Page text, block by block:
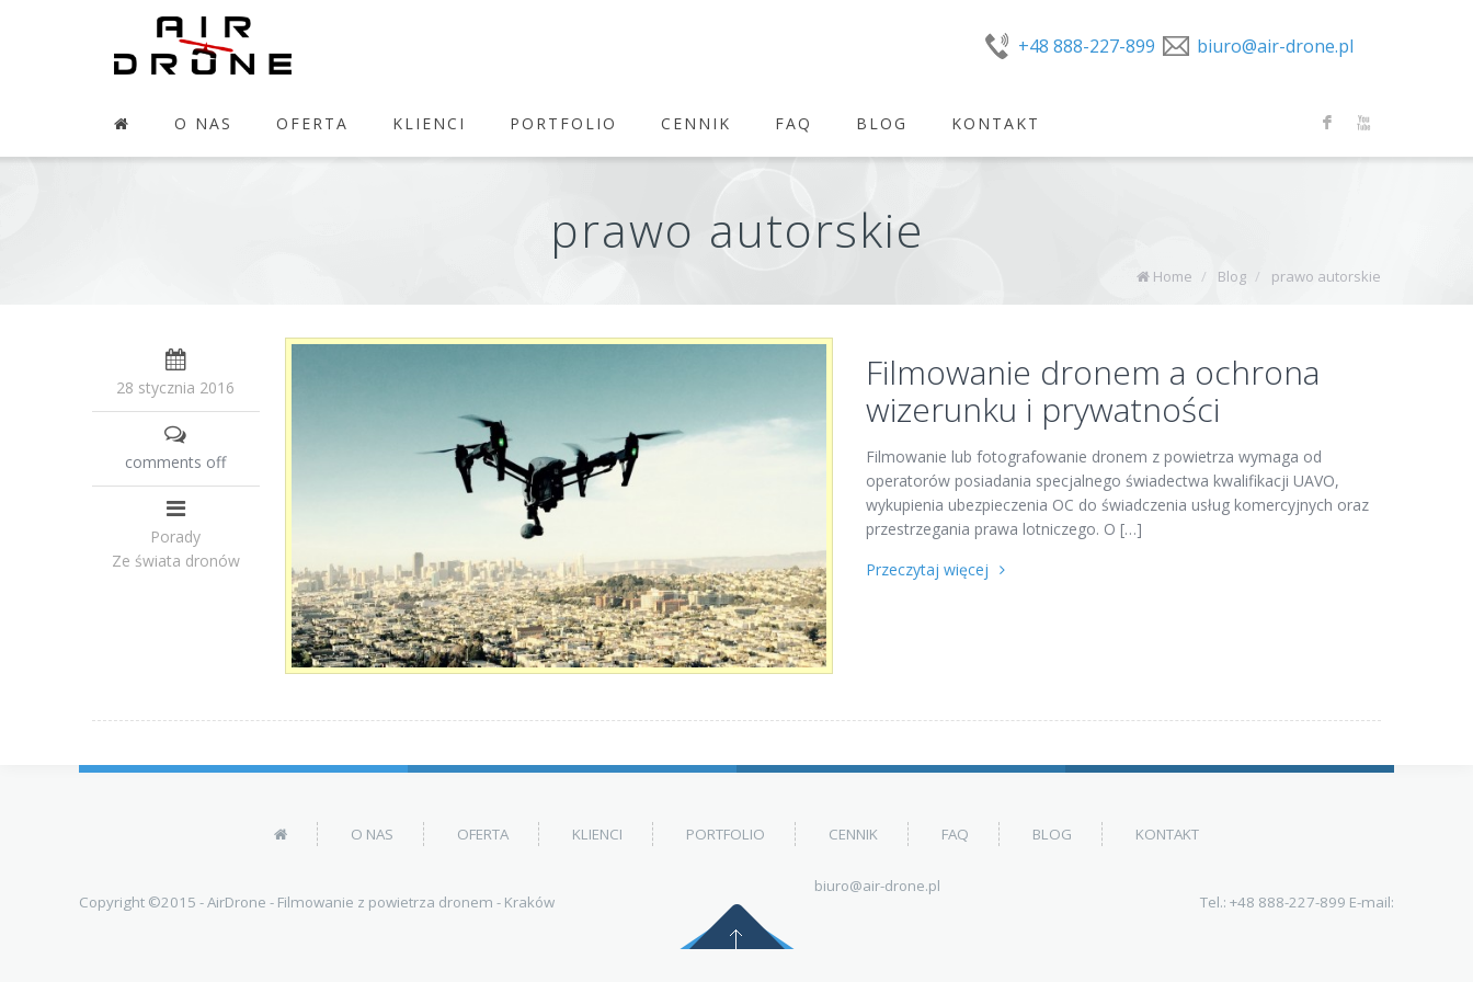
F X
+48 888-227-899 biuro@air-drone.pl
O NAS OFERTA KLIENCI PORTFOLIO CENNIK FAQ BLOG KONTAKT
prawo autorskie
Home / Blog / prawo autorskie
Filmowanie dronem a ochrona
wizerunku i prywatności
Filmowanie lub fotografowanie dronem z powietrza wymaga od
operatorów posiadania specjalnego świadectwa kwalifikacji UAVO,
wykupienia ubezpieczenia OC do świadczenia usług komercyjnych oraz
przestrzegania prawa lotniczego. O […]
Przeczytaj więcej
28 stycznia 2016
comments off
Porady
Ze świata dronów
O NAS OFERTA KLIENCI PORTFOLIO CENNIK FAQ BLOG KONTAKT
Copyright ©2015 -AirDrone - Filmowanie z powietrza dronem - Kraków Tel.: +48 888-227-899 E-mail:
biuro@air-drone.pl